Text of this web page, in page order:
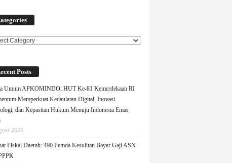
Posts
Umum APKOMINDO: HUT Ke-81 Kemerdekaan RI
Memperkuat Kedaulatan Digital, Inovasi
dan Kepastian Hukum Menuju Indonesia Emas
2026
Fiskal Daerah: 490 Pemda Kesulitan Bayar Gaji ASN